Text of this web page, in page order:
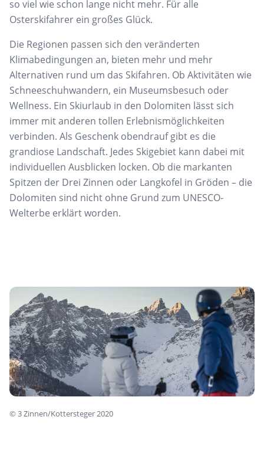
so viel wie schon lange nicht mehr. Für alle
Osterskifahrer ein großes Glück.
Die Regionen passen sich den veränderten
Klimabedingungen an, bieten mehr und mehr
Alternativen rund um das Skifahren. Ob Aktivitäten wie
Schneeschuhwandern, ein Museumsbesuch oder
Wellness. Ein Skiurlaub in den Dolomiten lässt sich
immer mit anderen tollen Erlebnismöglichkeiten
verbinden. Als Geschenk obendrauf gibt es die
grandiose Landschaft. Jedes Skigebiet kann dabei mit
individuellen Ausblicken locken. Ob die markanten
Spitzen der Drei Zinnen oder Langkofel in Gröden – die
Dolomiten sind nicht ohne Grund zum UNESCO-
Welterbe erklärt worden.
©3 Zinnen/Kottersteger 2020